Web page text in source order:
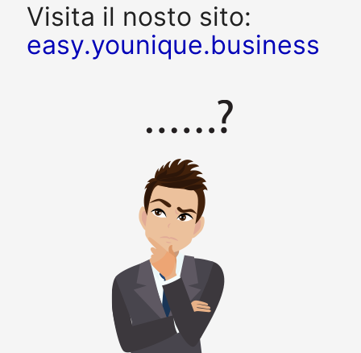
Visita il nosto sito:
easy.younique.business